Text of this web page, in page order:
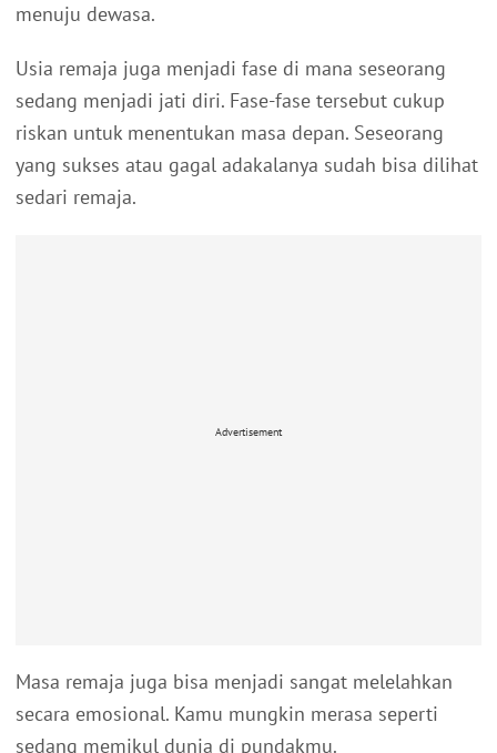
menuju dewasa.
Usia remaja juga menjadi fase di mana seseorang
sedang menjadi jati diri. Fase-fase tersebut cukup
riskan untuk menentukan masa depan. Seseorang
yang sukses atau gagal adakalanya sudah bisa dilihat
sedari remaja.
Advertisement
Masa remaja juga bisa menjadi sangat melelahkan
secara emosional. Kamu mungkin merasa seperti
sedang memikul dunia di pundakmu.